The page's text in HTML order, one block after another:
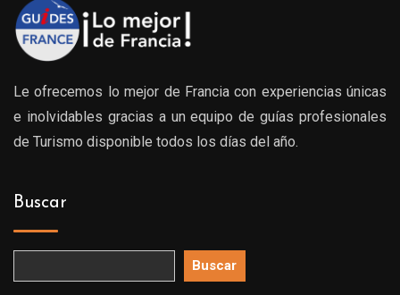
Le ofrecemos lo mejor de Francia con experiencias únicas
e inolvidables gracias a un equipo de guías profesionales
de Turismo disponible todos los días del año.
Buscar
Buscar